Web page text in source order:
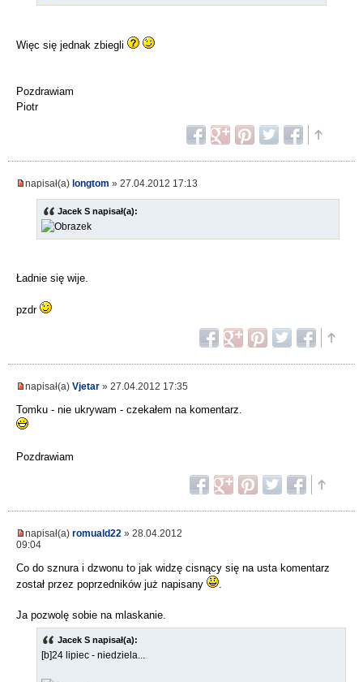
Więc się jednak zbiegli
Pozdrawiam
Piotr
napisał(a) longtom » 27.04.2012 17:13
Jacek S napisał(a):
Ładnie się wije.
pzdr
napisał(a) Vjetar » 27.04.2012 17:35
Tomku - nie ukrywam - czekałem na komentarz.
Pozdrawiam
napisał(a) romuald22 » 28.04.2012
09:04
Co do sznura i dzwonu to jak widzę cisnący się na usta komentarz
został przez poprzedników już napisany
.
Ja pozwolę sobie na mlaskanie.
Jacek S napisał(a):
[b]24 lipiec - niedziela...